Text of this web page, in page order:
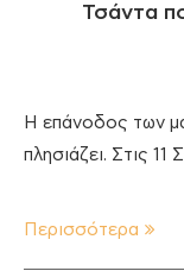
Τσάντα
Η επάνοδος των
πλησιάζει. Στις
Περισσότερα